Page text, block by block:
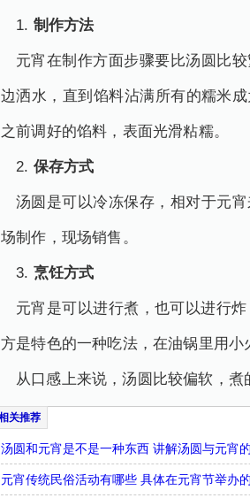
1. 制作方法
元宵在制作方面步骤要比汤圆比
边洒水，直到馅料沾满所有的糯米
之前调好的馅料，表面光滑粘糯。
2. 保存方式
汤圆是可以冷冻保存，相对于元
场制作，现场销售。
3. 烹饪方式
元宵是可以进行煮，也可以进行
方是特色的一种吃法，在油锅里用小
从口感上来说，汤圆比较偏软，
汤圆和元宵是不是一种东西 讲解汤圆与元宵
元宵传统民俗活动有哪些 具体在元宵节举办